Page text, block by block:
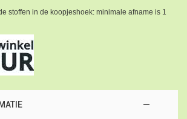
stoffen in de koopjeshoek: minimale afname is 1